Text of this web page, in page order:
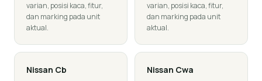
varian, posisi kaca, fitur,
dan marking pada unit
aktual.
varian, posisi kaca, fitur,
dan marking pada unit
aktual.
Nissan Cb Nissan Cwa